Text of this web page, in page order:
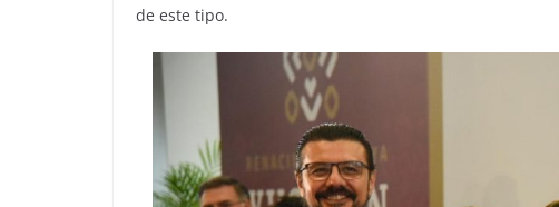
de este tipo.